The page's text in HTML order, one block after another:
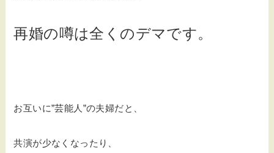
再婚の噂は全くのデマです。
お互いに”芸能人”の夫婦だと、
共演が少なくなったり、